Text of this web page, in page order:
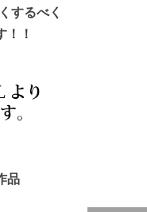
するべく
！！
品